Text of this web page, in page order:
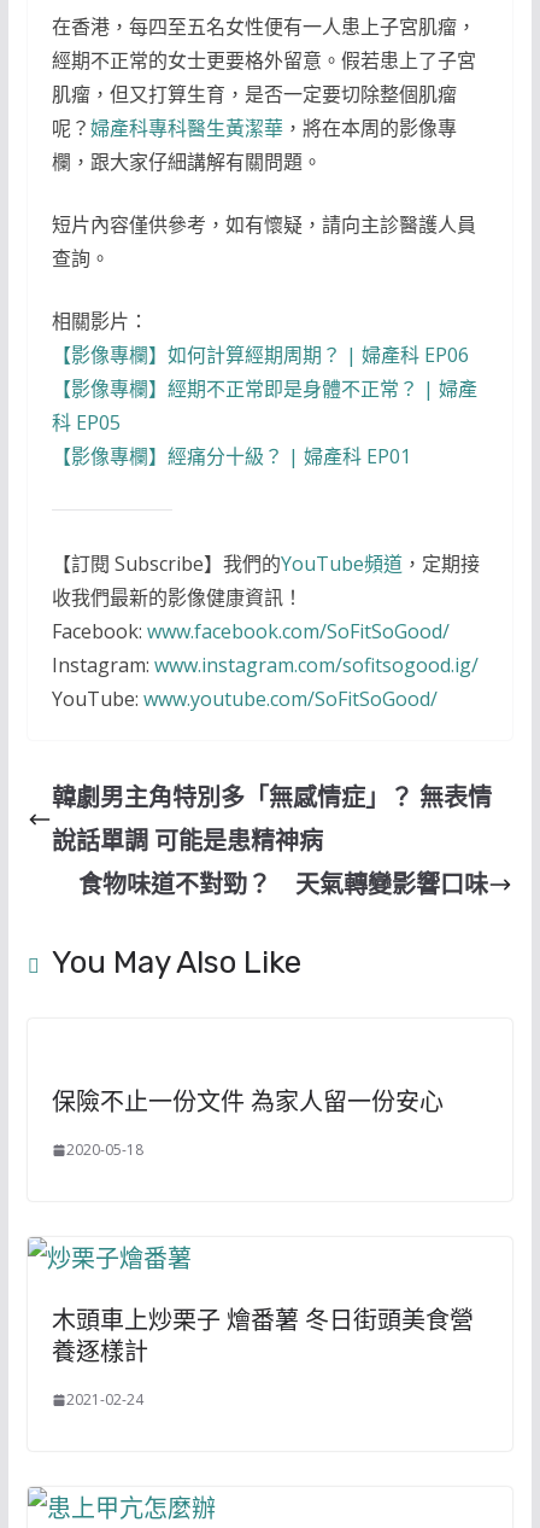
在香港，每四至五名女性便有一人患上子宮肌瘤，
經期不正常的女士更要格外留意。假若患上了子宮
肌瘤，但又打算生育，是否一定要切除整個肌瘤
呢？婦產科專科醫生黃潔華，將在本周的影像專
欄，跟大家仔細講解有關問題。
短片內容僅供參考，如有懷疑，請向主診醫護人員
查詢。
相關影片：
【影像專欄】如何計算經期周期？ | 婦產科 EP06
【影像專欄】經期不正常即是身體不正常？ | 婦產
科 EP05
【影像專欄】經痛分十級？ | 婦產科 EP01
【訂閱 Subscribe】我們的YouTube頻道，定期接
收我們最新的影像健康資訊！
Facebook: www.facebook.com/SoFitSoGood/
Instagram: www.instagram.com/sofitsogood.ig/
YouTube: www.youtube.com/SoFitSoGood/
韓劇男主角特別多「無感情症」？ 無表情
說話單調 可能是患精神病
食物味道不對勁？ 天氣轉變影響口味
You May Also Like
保險不止一份文件 為家人留一份安心
2020-05-18
木頭車上炒栗子 燴番薯 冬日街頭美食營
養逐樣計
2021-02-24